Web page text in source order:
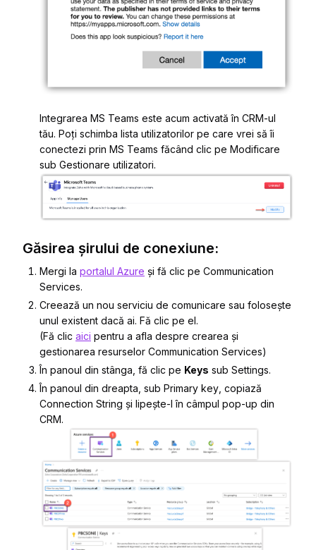
Integrarea MS Teams este acum activată în CRM-ul
tău. Poți schimba lista utilizatorilor pe care vrei să îi
conectezi prin MS Teams făcând clic pe Modificare
sub Gestionare utilizatori.
Găsirea șirului de conexiune:
Mergi la portalul Azure și fă clic pe Communication
Services.
Creează un nou serviciu de comunicare sau folosește
unul existent dacă ai. Fă clic pe el.
(Fă clic aici pentru a afla despre crearea și
gestionarea resurselor Communication Services)
În panoul din stânga, fă clic pe Keys sub Settings.
În panoul din dreapta, sub Primary key , copiază
Connection String și lipește-l în câmpul pop-up din
CRM.